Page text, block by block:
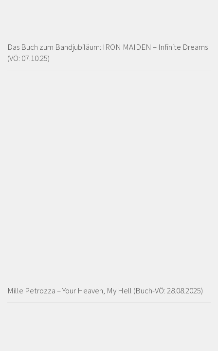
Das Buch zum Bandjubiläum: IRON MAIDEN – Infinite Dreams
(VÖ: 07.10.25)
Mille Petrozza – Your Heaven, My Hell (Buch-VÖ: 28.08.2025)